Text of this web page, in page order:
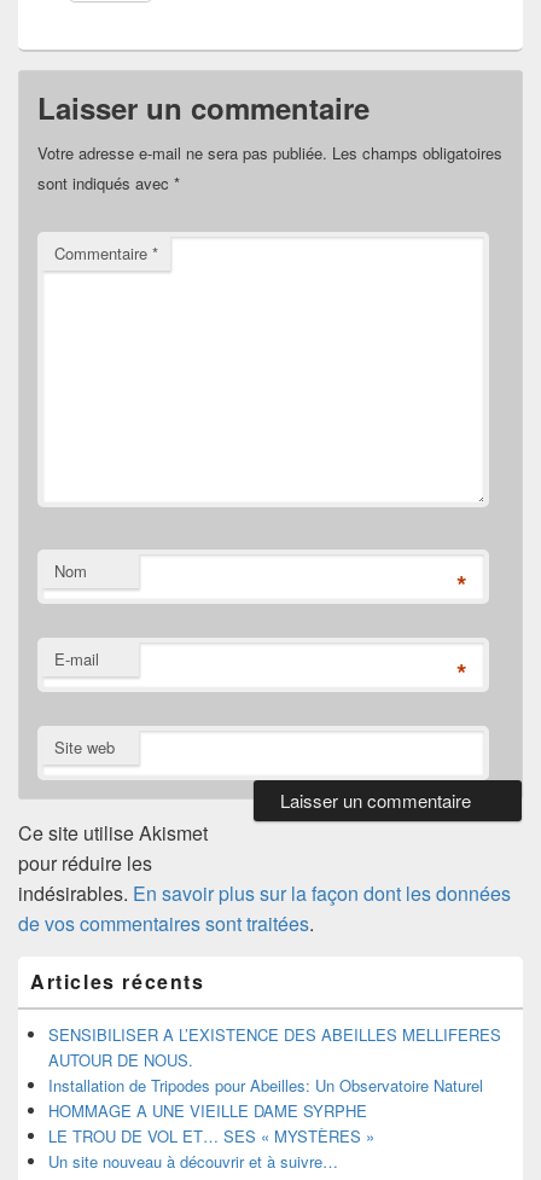
Laisser un commentaire
Votre adresse e-mail ne sera pas publiée. Les champs obligatoires
sont indiqués avec *
Commentaire *
Nom *
E-mail *
Site web
Ce site utilise Akismet
pour réduire les
indésirables. En savoir plus sur la façon dont les données
de vos commentaires sont traitées.
principale
de
widget
barre
latérale
Articles récents
SENSIBILISER A L’EXISTENCE DES ABEILLES MELLIFERES
AUTOUR DE NOUS.
Installation de Tripodes pour Abeilles: Un Observatoire Naturel
HOMMAGE A UNE VIEILLE DAME SYRPHE
LE TROU DE VOL ET… SES « MYSTÈRES »
Un site nouveau à découvrir et à suivre…